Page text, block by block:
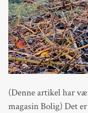
(Denne artikel har
magasin Bolig) Det